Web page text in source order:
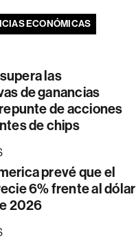
ECONÓMICAS
las
de ganancias
de acciones
de chips
prevé que el
6% frente al dólar
2026